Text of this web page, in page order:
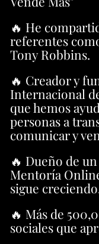
🔥 He
referentes
Tony Robbins.
🔥 Creador y
Internacional
que hemos
personas a
comunicar y
🔥 Dueño de
Mentoría
sigue
🔥 Más de
sociales que